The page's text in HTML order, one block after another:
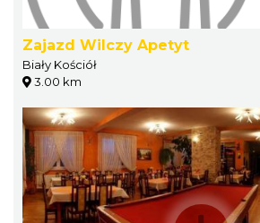
Zajazd Wilczy Apetyt
Biały Kościół
3.00 km